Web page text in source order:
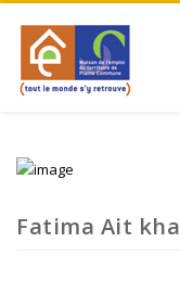
Fatima Ait